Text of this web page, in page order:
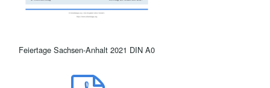
Feiertage Sachsen-Anhalt 2021 DIN A0